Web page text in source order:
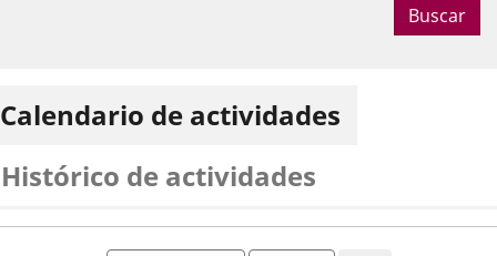
Buscar
Calendario de actividades
Histórico de actividades